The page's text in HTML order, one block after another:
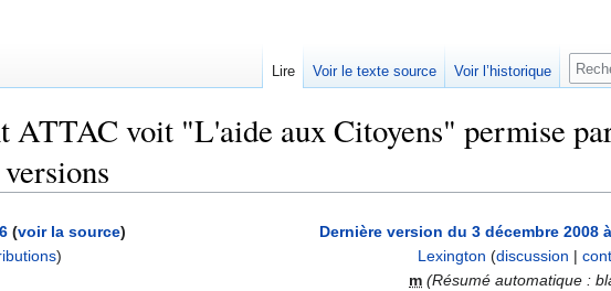
ATTAC voit "L'aide aux Citoyens" permise
(voir la source)
)
Dernière version du 3 décembre 2008
Lexington (discussion |
m (Résumé automatique :
Lire Voir le texte source Voir l’historique